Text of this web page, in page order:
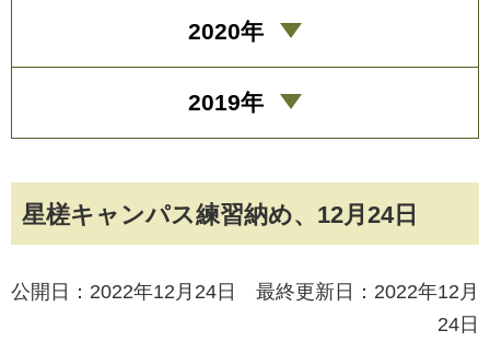
星槎キャンパス練習納め、12月24日
公開日：2022年12月24日 最終更新日：2022年12月
24日
2020年
2019年